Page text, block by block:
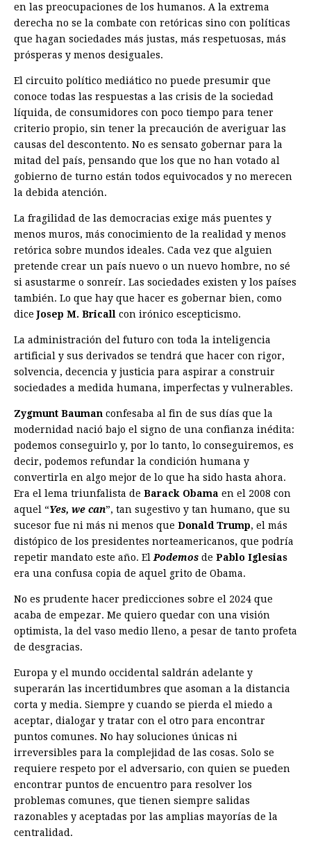
en las preocupaciones de los humanos. A la extrema
derecha no se la combate con retóricas sino con políticas
que hagan sociedades más justas, más respetuosas, más
prósperas y menos desiguales.
El circuito político mediático no puede presumir que
conoce todas las respuestas a las crisis de la sociedad
líquida, de consumidores con poco tiempo para tener
criterio propio, sin tener la precaución de averiguar las
causas del descontento. No es sensato gobernar para la
mitad del país, pensando que los que no han votado al
gobierno de turno están todos equivocados y no merecen
la debida atención.
La fragilidad de las democracias exige más puentes y
menos muros, más conocimiento de la realidad y menos
retórica sobre mundos ideales. Cada vez que alguien
pretende crear un país nuevo o un nuevo hombre, no sé
si asustarme o sonreír. Las sociedades existen y los países
también. Lo que hay que hacer es gobernar bien, como
diceJosep M. Bricall con irónico escepticismo.
La administración del futuro con toda la inteligencia
artificial y sus derivados se tendrá que hacer con rigor,
solvencia, decencia y justicia para aspirar a construir
sociedades a medida humana, imperfectas y vulnerables.
Zygmunt Bauman confesaba al fin de sus días que la
modernidad nació bajo el signo de una confianza inédita:
podemos conseguirlo y, por lo tanto, lo conseguiremos, es
decir, podemos refundar la condición humana y
convertirla en algo mejor de lo que ha sido hasta ahora.
Era el lema triunfalista de Barack Obama en el 2008 con
aquel “Yes, we can”, tan sugestivo y tan humano, que su
sucesor fue ni más ni menos que Donald Trump, el más
distópico de los presidentes norteamericanos, que podría
repetir mandato este año. El Podemos de Pablo Iglesias
era una confusa copia de aquel grito de Obama.
No es prudente hacer predicciones sobre el 2024 que
acaba de empezar. Me quiero quedar con una visión
optimista, la del vaso medio lleno, a pesar de tanto profeta
de desgracias.
Europa y el mundo occidental saldrán adelante y
superarán las incertidumbres que asoman a la distancia
corta y media. Siempre y cuando se pierda el miedo a
aceptar, dialogar y tratar con el otro para encontrar
puntos comunes. No hay soluciones únicas ni
irreversibles para la complejidad de las cosas. Solo se
requiere respeto por el adversario, con quien se pueden
encontrar puntos de encuentro para resolver los
problemas comunes, que tienen siempre salidas
razonables y aceptadas por las amplias mayorías de la
centralidad.